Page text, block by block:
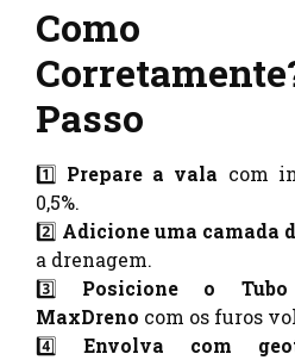
Como
Passo
1️⃣ Prepare a vala com
0,5%.
2️⃣ Adicione uma camada
a drenagem.
3️⃣ Posicione o Tubo
MaxDreno com os furos
4️⃣ Envolva com